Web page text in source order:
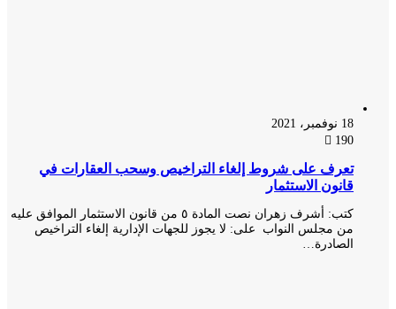
تعرف على شروط إلغاء التراخيص وسحب العقارات في
قانون الاستثمار
كتب: أشرف زهران نصت المادة ٥ من قانون الاستثمار الموافق عليه
من مجلس النواب على: لا يجوز للجهات الإدارية إلغاء التراخيص
الصادرة…